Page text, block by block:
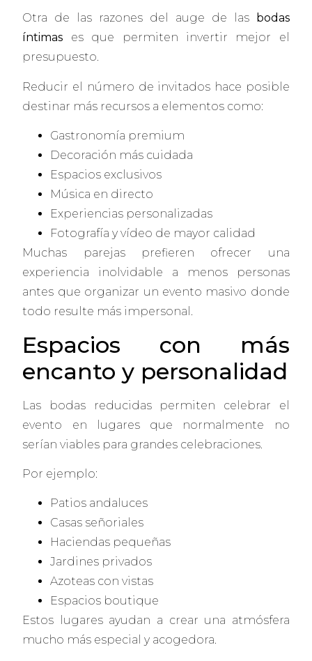
Otra de las razones del auge de las bodas
íntimas es que permiten invertir mejor el
presupuesto.
Reducir el número de invitados hace posible
destinar más recursos a elementos como:
Gastronomía premium
Decoración más cuidada
Espacios exclusivos
Música en directo
Experiencias personalizadas
Fotografía y vídeo de mayor calidad
Muchas parejas prefieren ofrecer una
experiencia inolvidable a menos personas
antes que organizar un evento masivo donde
todo resulte más impersonal.
Espacios con más
encanto y personalidad
Las bodas reducidas permiten celebrar el
evento en lugares que normalmente no
serían viables para grandes celebraciones.
Por ejemplo:
Patios andaluces
Casas señoriales
Haciendas pequeñas
Jardines privados
Azoteas con vistas
Espacios boutique
Estos lugares ayudan a crear una atmósfera
mucho más especial y acogedora.